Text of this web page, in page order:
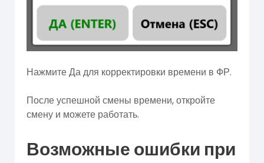
Нажмите Да для корректировки времени в ФР.
После успешной смены времени, откройте
смену и можете работать.
Возможные ошибки при